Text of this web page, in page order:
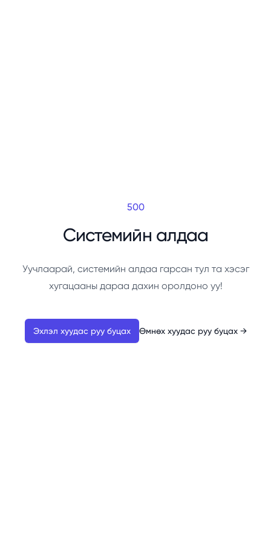
500
Системийн алдаа
Уучлаарай, системийн алдаа гарсан тул та хэсэг
хугацааны дараа дахин оролдоно уу!
Эхлэл хуудас руу буцах Өмнөх хуудас руу буцах →